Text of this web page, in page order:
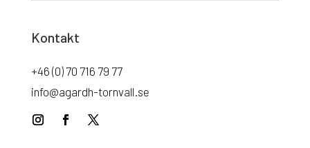
Kontakt
+46 (0) 70 716 79 77
info@agardh-tornvall.se